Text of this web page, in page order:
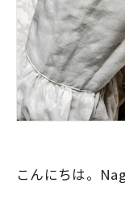
こんにちは。